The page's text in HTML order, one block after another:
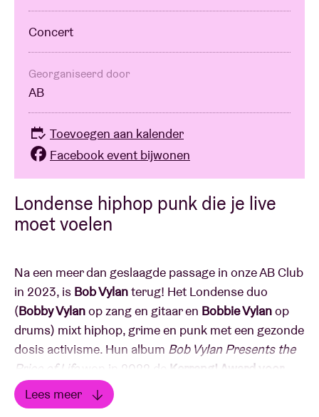
Contact
Londense hiphop punk die je live
moet voelen
Na een meer dan geslaagde passage in onze AB Club
in 2023, is Bob Vylanterug! Het Londense duo
(Bobby Vylanop zang en gitaar en Bobbie Vylanop
drums) mixt hiphop, grime en punk met een gezonde
dosis activisme. Hun album Bob Vylan Presents the
Price of Life
won in 2022 de Kerrang! Award voor
Best Album
, en in april 2024 verscheen
The Sun, waarover het Britse NME kort en krachtig
Lees meer
Concert
Georganiseerd door
AB
Toevoegen aan kalender
Facebook event bijwonen